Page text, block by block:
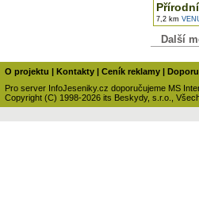
7,2 km
Další
O projektu | Kontakty | Ceník reklamy |
Pro server InfoJeseniky.cz doporučujeme MS
Copyright (C) 1998-2026 its Beskydy, s.r.o.,